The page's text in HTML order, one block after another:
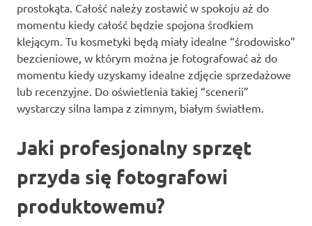
prostokąta. Całość należy zostawić w spokoju aż do
momentu kiedy całość będzie spojona środkiem
klejącym. Tu kosmetyki będą miały idealne “środowisko”
bezcieniowe, w którym można je fotografować aż do
momentu kiedy uzyskamy idealne zdjęcie sprzedażowe
lub recenzyjne. Do oświetlenia takiej “scenerii”
wystarczy silna lampa z zimnym, białym światłem.
Jaki profesjonalny sprzęt
przyda się fotografowi
produktowemu?